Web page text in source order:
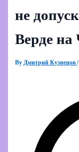
не
Верде
ByДмитрий Кузнецов